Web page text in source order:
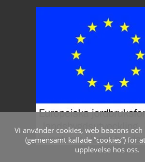
Vi använder cookies, web beacons
(gemensamt kallade ”cookies”) för
upplevelse hos oss.